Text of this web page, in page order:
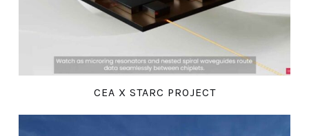
CEA X STARC PROJECT